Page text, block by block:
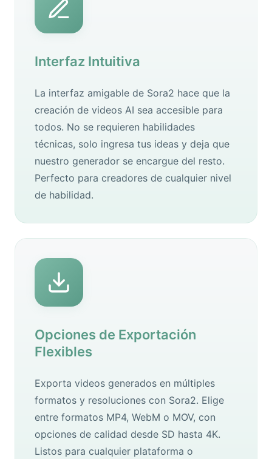
Interfaz Intuitiva
La interfaz amigable de Sora2 hace que la
creación de videos AI sea accesible para
todos. No se requieren habilidades
técnicas, solo ingresa tus ideas y deja que
nuestro generador se encargue del resto.
Perfecto para creadores de cualquier nivel
de habilidad.
Opciones de Exportación
Flexibles
Exporta videos generados en múltiples
formatos y resoluciones con Sora2. Elige
entre formatos MP4, WebM o MOV, con
opciones de calidad desde SD hasta 4K.
Listos para cualquier plataforma o